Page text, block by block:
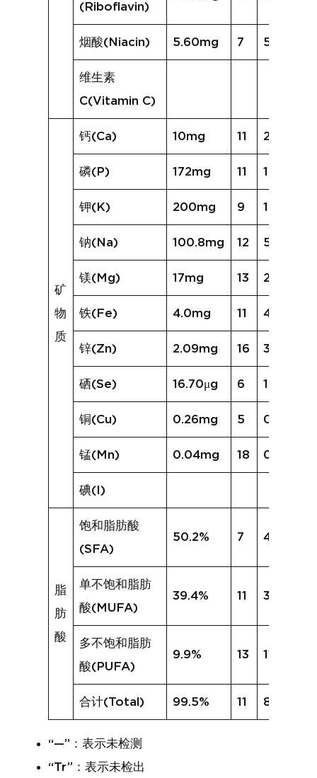
(Riboflavin)
烟酸(Niacin) 5.60mg 7 5.07mg
维生素
C(Vitamin C)
矿
物
质
钙(Ca) 10mg 11 21mg
磷(P) 172mg 11 162mg
钾(K) 200mg 9 192mg
钠(Na) 100.8mg 12 572.7mg
镁(Mg) 17mg 13 20mg
铁(Fe) 4.0mg 11 4.8mg
锌(Zn) 2.09mg 16 3.06mg
硒(Se) 16.70μg 6 13.90μg
铜(Cu) 0.26mg 5 0.41mg
锰(Mn) 0.04mg 18 0.12mg
碘(I)
脂
肪
酸
饱和脂肪酸
(SFA)
50.2% 7 40.4%
单不饱和脂肪
酸(MUFA)
39.4% 11 30.0%
多不饱和脂肪
酸(PUFA)
9.9% 13 11.6%
合计(Total) 99.5% 11 82.0%
“—”：表示未检测
“Tr”：表示未检出